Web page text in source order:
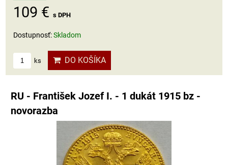
109 € s DPH
Dostupnosť:Skladom
ks DO KOŠÍKA
RU - František Jozef I. - 1 dukát 1915 bz -
novorazba